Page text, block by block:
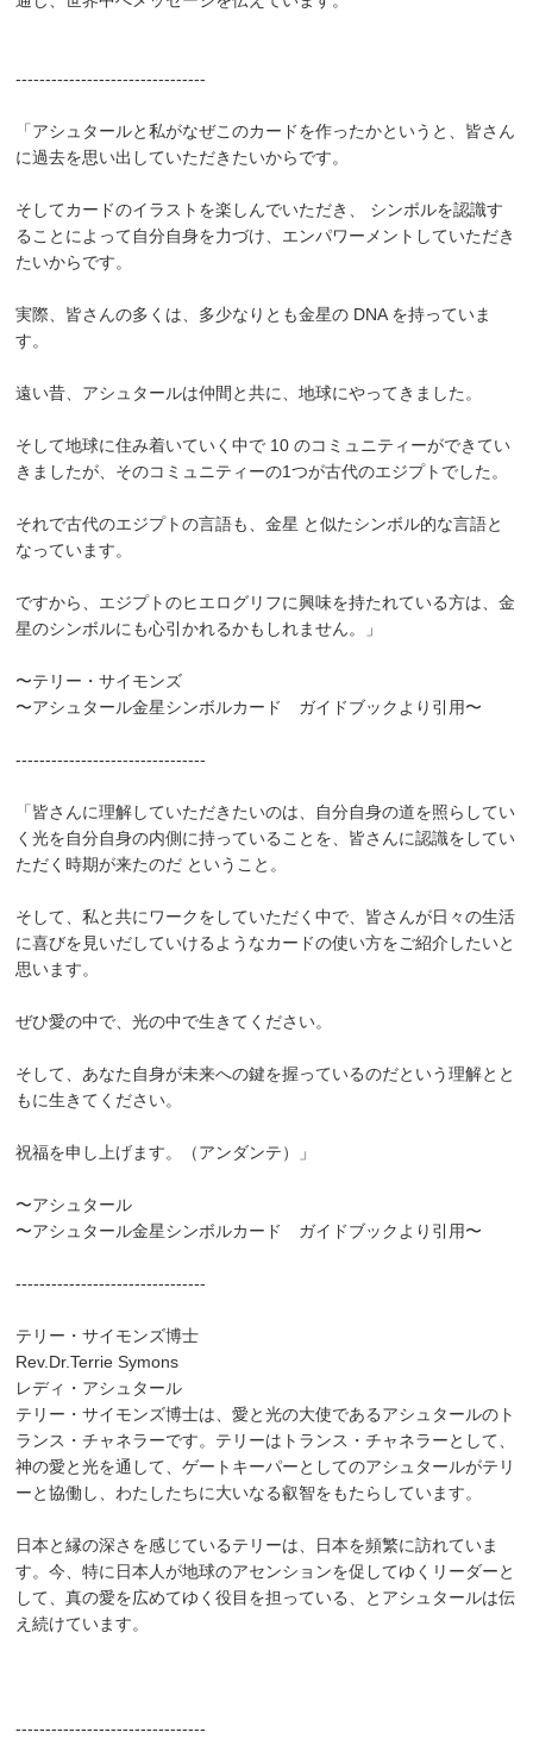
--------------------------------
「アシュタールと私がなぜこのカードを作ったかというと、皆さん
に過去を思い出していただきたいからです。
そしてカードのイラストを楽しんでいただき、 シンボルを認識す
ることによって自分自身を力づけ、エンパワーメントしていただき
たいからです。
実際、皆さんの多くは、多少なりとも金星の DNA を持っていま
す。
遠い昔、アシュタールは仲間と共に、地球にやってきました。
そして地球に住み着いていく中で 10 のコミュニティーができてい
きましたが、そのコミュニティーの1つが古代のエジプトでした。
それで古代のエジプトの言語も、金星 と似たシンボル的な言語と
なっています。
ですから、エジプトのヒエログリフに興味を持たれている方は、金
星のシンボルにも心引かれるかもしれません。」
〜テリー・サイモンズ
〜アシュタール金星シンボルカード ガイドブックより引用〜
--------------------------------
「皆さんに理解していただきたいのは、自分自身の道を照らしてい
く光を自分自身の内側に持っていることを、皆さんに認識をしてい
ただく時期が来たのだ ということ。
そして、私と共にワークをしていただく中で、皆さんが日々の生活
に喜びを見いだしていけるようなカードの使い方をご紹介したいと
思います。
ぜひ愛の中で、光の中で生きてください。
そして、あなた自身が未来への鍵を握っているのだという理解とと
もに生きてください。
祝福を申し上げます。（アンダンテ）」
〜アシュタール
〜アシュタール金星シンボルカード ガイドブックより引用〜
--------------------------------
テリー・サイモンズ博士
Rev.Dr.Terrie Symons
レディ・アシュタール
テリー・サイモンズ博士は、愛と光の大使であるアシュタールのト
ランス・チャネラーです。テリーはトランス・チャネラーとして、
神の愛と光を通して、ゲートキーパーとしてのアシュタールがテリ
ーと協働し、わたしたちに大いなる叡智をもたらしています。
日本と縁の深さを感じているテリーは、日本を頻繁に訪れていま
す。今、特に日本人が地球のアセンションを促してゆくリーダーと
して、真の愛を広めてゆく役目を担っている、とアシュタールは伝
え続けています。
--------------------------------